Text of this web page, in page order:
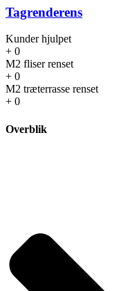
Tagrenderens
Kunder hjulpet
+ 0
M2 fliser renset
+ 0
M2 træterrasse renset
+ 0
Overblik